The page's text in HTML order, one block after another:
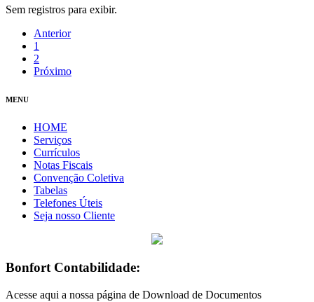
Sem registros para exibir.
Anterior
1
2
Próximo
MENU
HOME
Serviços
Currículos
Notas Fiscais
Convenção Coletiva
Tabelas
Telefones Úteis
Seja nosso Cliente
Bonfort Contabilidade:
Acesse aqui a nossa página de Download de Documentos